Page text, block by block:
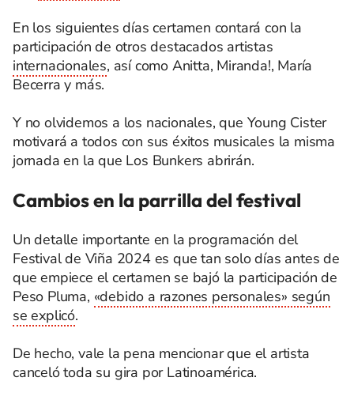
En los siguientes días certamen contará con la
participación de otros destacados artistas
internacionales, así como Anitta, Miranda!, María
Becerra y más.
Y no olvidemos a los nacionales, que Young Cister
motivará a todos con sus éxitos musicales la misma
jornada en la que Los Bunkers abrirán.
Cambios en la parrilla del festival
Un detalle importante en la programación del
Festival de Viña 2024 es que tan solo días antes de
que empiece el certamen se bajó la participación de
Peso Pluma, «debido a razones personales» según
se explicó.
De hecho, vale la pena mencionar que el artista
canceló toda su gira por Latinoamérica.